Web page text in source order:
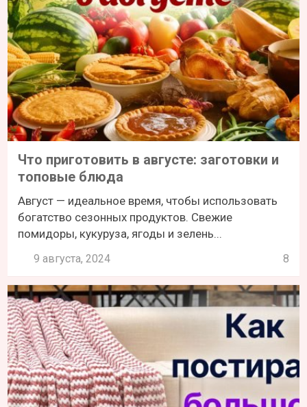
Что приготовить в августе: заготовки и
топовые блюда
Август — идеальное время, чтобы использовать
богатство сезонных продуктов. Свежие
помидоры, кукуруза, ягоды и зелень...
9 августа, 2024 8